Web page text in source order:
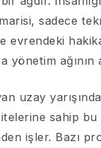
sadece
evrendeki
ağının
uzay
sahip
işler. Bazı